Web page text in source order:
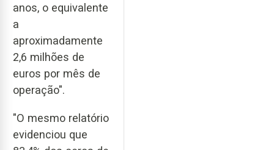
anos, o equivalente
a
aproximadamente
2,6 milhões de
euros por mês de
operação".
"O mesmo relatório
evidenciou que